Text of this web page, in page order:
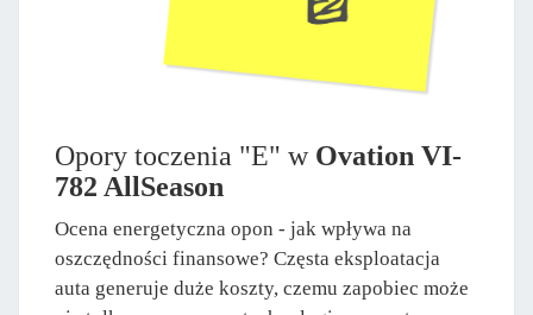
Opory toczenia "E" w Ovation VI-
782 AllSeason
Ocena energetyczna opon - jak wpływa na
oszczędności finansowe? Częsta eksploatacja
auta generuje duże koszty, czemu zapobiec może